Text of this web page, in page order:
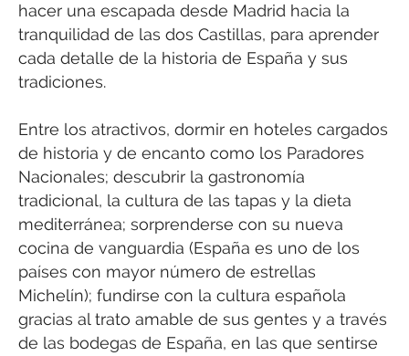
hacer una escapada desde Madrid hacia la
tranquilidad de las dos Castillas, para aprender
cada detalle de la historia de España y sus
tradiciones.
Entre los atractivos, dormir en hoteles cargados
de historia y de encanto como los Paradores
Nacionales; descubrir la gastronomía
tradicional, la cultura de las tapas y la dieta
mediterránea; sorprenderse con su nueva
cocina de vanguardia (España es uno de los
países con mayor número de estrellas
Michelín); fundirse con la cultura española
gracias al trato amable de sus gentes y a través
de las bodegas de España, en las que sentirse